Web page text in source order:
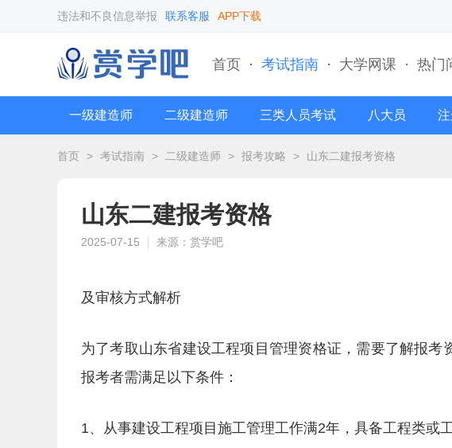
违法和不良信息举报 联系客服 APP下载
首页 · 考试指南 · 大学网课 · 热门
一级建造师 二级建造师 三类人员考试 八大员
首页 > 考试指南 > 二级建造师 > 报考攻略 > 山东二建报考资格
山东二建报考资格
2025-07-15 来源：赏学吧
及审核方式解析
为了考取山东省建设工程项目管理资格证，需要了解报考
报考者需满足以下条件：
1、从事建设工程项目施工管理工作满2年，具备工程类或